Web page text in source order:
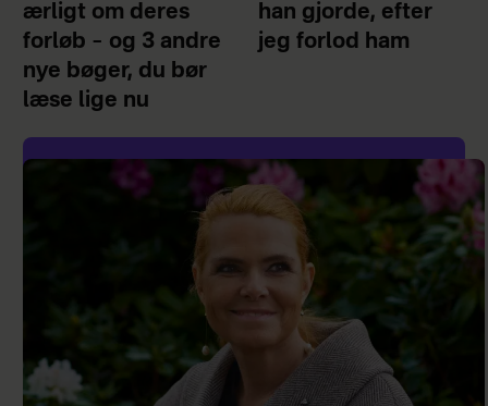
ærligt om deres
forløb – og 3 andre
nye bøger, du bør
læse lige nu
han gjorde, efter
jeg forlod ham